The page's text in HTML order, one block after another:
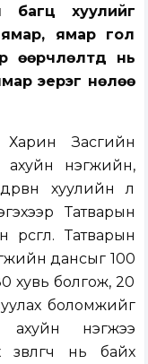
багц хуулийг
ямар гол
өөрчлөлтүүд нь
эерэг нөлөө
Харин Засгийн
ахуйн нэгжийн,
хуулийн л
Татварын
Татварын
дансыг 100
хувь болгож, 20
боломжийг
нэгжээ
нь байх